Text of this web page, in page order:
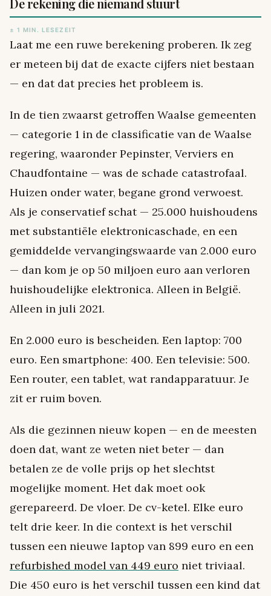
± 1 MIN. LESEZEIT
Laat me een ruwe berekening proberen. Ik zeg
er meteen bij dat de exacte cijfers niet bestaan
— en dat dat precies het probleem is.
In de tien zwaarst getroffen Waalse gemeenten
— categorie 1 in de classificatie van de Waalse
regering, waaronder Pepinster, Verviers en
Chaudfontaine — was de schade catastrofaal.
Huizen onder water, begane grond verwoest.
Als je conservatief schat — 25.000 huishoudens
met substantiële elektronicaschade, en een
gemiddelde vervangingswaarde van 2.000 euro
— dan kom je op 50 miljoen euro aan verloren
huishoudelijke elektronica. Alleen in België.
Alleen in juli 2021.
En 2.000 euro is bescheiden. Een laptop: 700
euro. Een smartphone: 400. Een televisie: 500.
Een router, een tablet, wat randapparatuur. Je
zit er ruim boven.
Als die gezinnen nieuw kopen — en de meesten
doen dat, want ze weten niet beter — dan
betalen ze de volle prijs op het slechtst
mogelijke moment. Het dak moet ook
gerepareerd. De vloer. De cv-ketel. Elke euro
telt drie keer. In die context is het verschil
tussen een nieuwe laptop van 899 euro en een
refurbished model van 449 euro niet triviaal.
Die 450 euro is het verschil tussen een kind dat